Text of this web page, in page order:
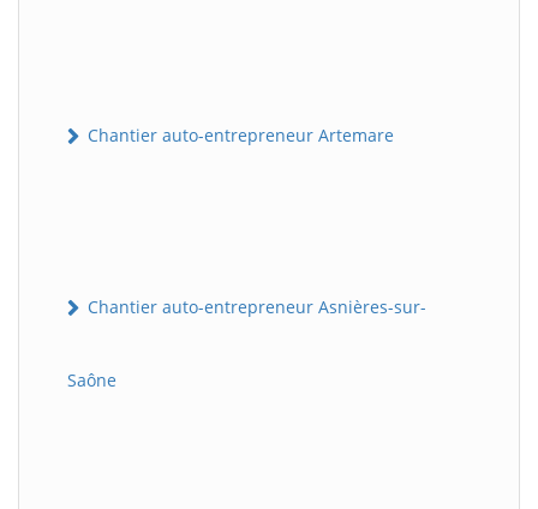
Chantier auto-entrepreneur Artemare
Chantier auto-entrepreneur Asnières-sur-
Saône